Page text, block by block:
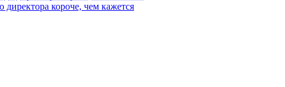
директора короче, чем кажется